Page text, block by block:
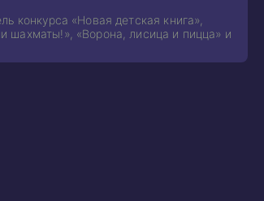
конкурса «Новая детская книга»,
шахматы!», «Ворона, лисица и пицца» и